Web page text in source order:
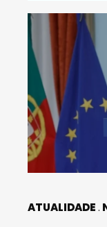
ATUALIDADE